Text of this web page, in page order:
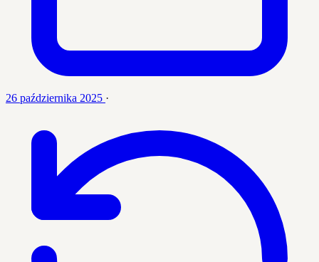
26 października 2025 ·